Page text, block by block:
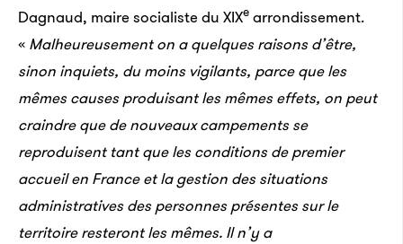
Dagnaud, maire socialiste du XIXe arrondissement.
« Malheureusement on a quelques raisons d’être,
sinon inquiets, du moins vigilants, parce que les
mêmes causes produisant les mêmes effets, on peut
craindre que de nouveaux campements se
reproduisent tant que les conditions de premier
accueil en France et la gestion des situations
administratives des personnes présentes sur le
territoire resteront les mêmes. Il n’y a